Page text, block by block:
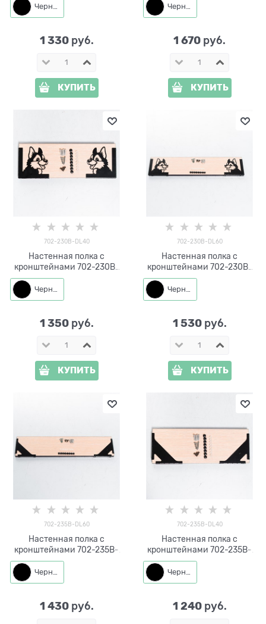
Черный
1 330 руб.
КУПИТЬ
Черный
1 670 руб.
КУПИТЬ
702-230B-DL40
Настенная полка с
кронштейнами 702-230B-
DL40 металл, ЛДСП длина
Черный
1 350 руб.
КУПИТЬ
702-230B-DL60
Настенная полка с
кронштейнами 702-230B-
DL60 металл, ЛДСП длина
Черный
1 530 руб.
КУПИТЬ
702-235B-DL60
Настенная полка с
кронштейнами 702-235B-
DL60 металл, ЛДСП длина
Черный
1 430 руб.
702-235B-DL40
Настенная полка с
кронштейнами 702-235B-
DL40 металл, ЛДСП длина
Черный
1 240 руб.